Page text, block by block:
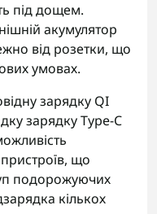
під дощем.
акумулятор
від розетки, що
умовах.
зарядку QI
зарядку Type-C
що
подорожуючих
кількох